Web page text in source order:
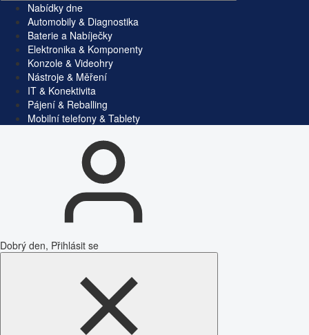
Nabídky dne
Automobily & Diagnostika
Baterie a Nabíječky
Elektronika & Komponenty
Konzole & Videohry
Nástroje & Měření
IT & Konektivita
Pájení & Reballing
Mobilní telefony & Tablety
Dobrý den, Přihlásit se